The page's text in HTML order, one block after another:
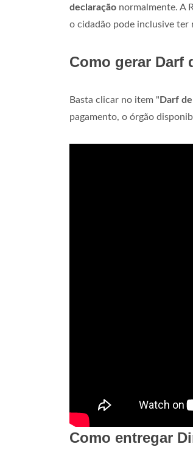
declaração normalmente. A
o cidadão pode inclusive ter
Como gerar Darf
Basta clicar no item " Darf
pagamento, o órgão
Como entregar